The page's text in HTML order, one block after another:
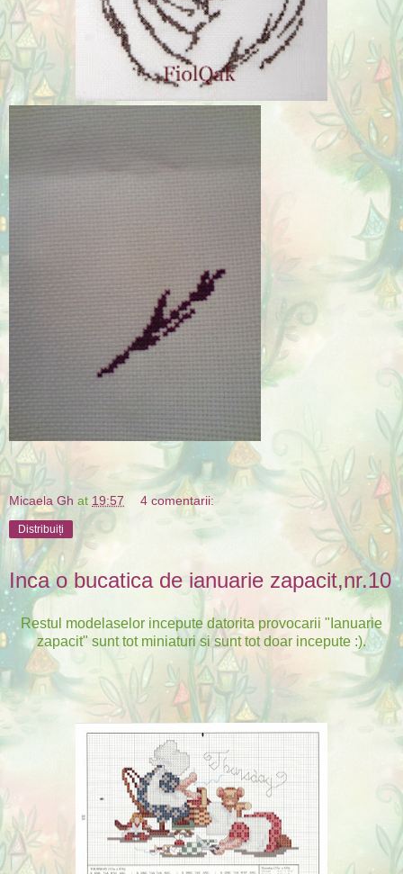
Micaela Gh at 19:57 4 comentarii:
Distribuiți
Inca o bucatica de ianuarie zapacit,nr.10
Restul modelaselor incepute datorita provocarii "Ianuarie
zapacit" sunt tot miniaturi si sunt tot doar incepute :).